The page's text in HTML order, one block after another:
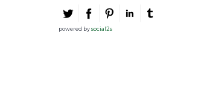
powered bysocial2s